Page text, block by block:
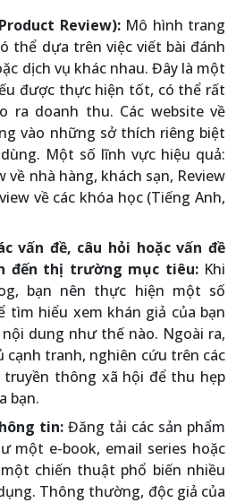
Review):Mô hình trang
thể dựa trên việc viết bài đánh
dịch vụ khác nhau. Đây là một
được thực hiện tốt, có thể rất
ra doanh thu. Các website về
vào những sở thích riêng biệt
Một số lĩnh vực hiệu quả:
về nhà hàng, khách sạn, Review
về các khóa học (Tiếng Anh,
vấn đề, câu hỏi hoặc vấn đề
đến thị trường mục tiêu:Khi
bạn nên thực hiện một số
tìm hiểu xem khán giả của bạn
dung như thế nào. Ngoài ra,
cạnh tranh, nghiên cứu trên các
thông xã hội để thu hẹp
bạn.
tin: Đăng tải các sản phẩm
một e-book, email series hoặc
chiến thuật phổ biến nhiều
Thông thường, độc giả của